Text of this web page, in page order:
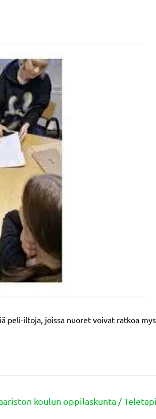
peli-iltoja, joissa nuoret voivat ratkoa
koulun oppilaskunta /